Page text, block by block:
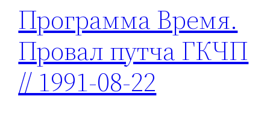
Программа Время.
Провал путча ГКЧП
// 1991-08-22